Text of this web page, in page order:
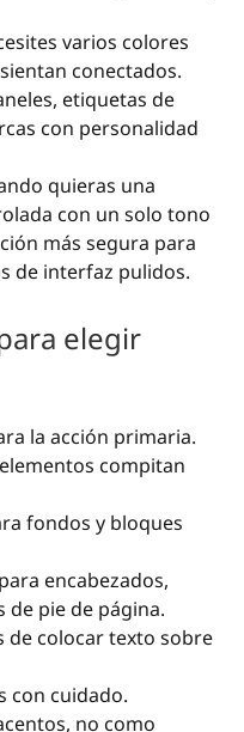
varios colores
conectados.
etiquetas de
con personalidad
quieras una
con un solo tono
más segura para
de interfaz pulidos.
elegir
la acción primaria.
compitan
fondos y bloques
encabezados,
de pie de página.
de colocar texto sobre
con cuidado.
no como